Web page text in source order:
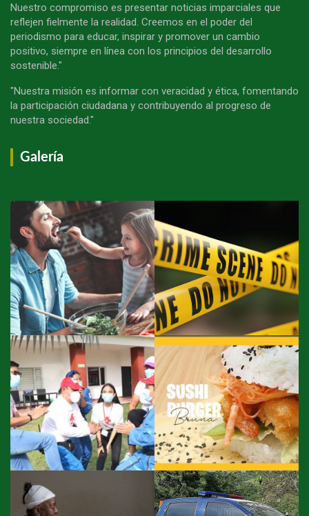
Nuestro compromiso es presentar noticias imparciales que
reflejen fielmente la realidad. Creemos en el poder del
periodismo para educar, inspirar y promover un cambio
positivo, siempre en línea con los principios del desarrollo
sostenible."
"Nuestra misión es informar con veracidad y ética, fomentando
la participación ciudadana y contribuyendo al progreso de
nuestra sociedad."
Galería